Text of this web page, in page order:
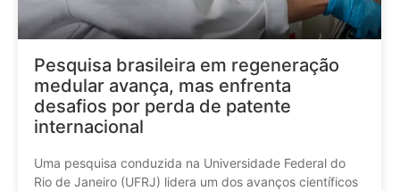
Pesquisa brasileira em regeneração
medular avança, mas enfrenta
desafios por perda de patente
internacional
Uma pesquisa conduzida na Universidade Federal do
Rio de Janeiro (UFRJ) lidera um dos avanços científicos